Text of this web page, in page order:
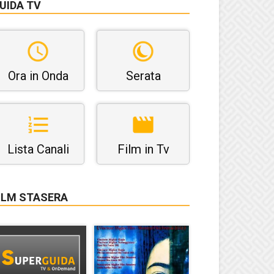
TV
Ora in Onda Serata
Lista Canali Film in Tv
STASERA